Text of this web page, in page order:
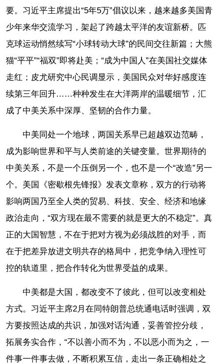
要。习近平主席提出“5年5万”倡议以来，越来越多美国青
少年来华交流学习，架起了跨越太平洋的友谊新桥。匹
克球运动悄然续写“小球转动大球”的民间交往新篇；大熊
猫“平平”“福双”即将赴美；“成为中国人”在美国社交媒体
走红；皮尤研究中心民调显示，美国民众对华好感度连
续第三年回升……种种发生在大洋两岸的温暖细节，汇
成了中美关系中深厚、坚韧的合作力量。
中美同处一个地球，两国关系早已超越双边范畴，
成为影响世界和平与人类前途的关键变量。世界期待的
中美关系，不是一个压倒另一个，也不是一个“改造”另一
个。美国《密歇根先锋报》发表文章称，双方的行动将
影响两国乃至全人类的贸易、科技、安全、经济和地缘
政治走向，“双方现在最不需要的就是更大的不稳定”。真
正的大国智慧，不在于把对方视为必须战胜的对手，而
在于把差异放进文明共存的格局中，把竞争纳入理性可
控的轨道里，把合作转化为世界受益的成果。
中美都是大国，都改变不了彼此，但可以改变相处
方式。习近平主席2月在同特朗普总统通电话时强调，双
方要按照达成的共识，加强对话沟通，妥善管控分歧，
拓展务实合作，“不以善小而不为，不以恶小而为之，一
件事一件事去做，不断积累互信，走出一条正确相处之